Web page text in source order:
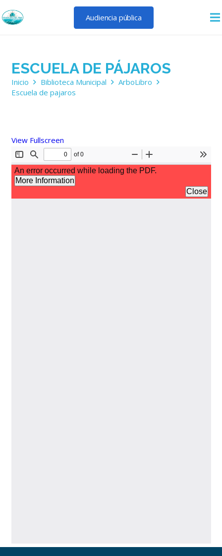
Audiencia pública
ESCUELA DE PÁJAROS
Inicio Biblioteca Municipal
ArboLibro
Escuela de pajaros
View Fullscreen